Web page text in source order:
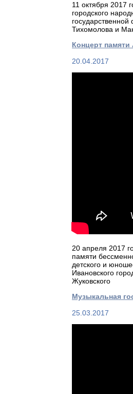
11 октября 2017
городского
Тихомолова и
Концерт
20.04.2017
20 апреля 2017
памяти
детского и
Ивановского
Жуковского
Музыкальная
25.03.2017